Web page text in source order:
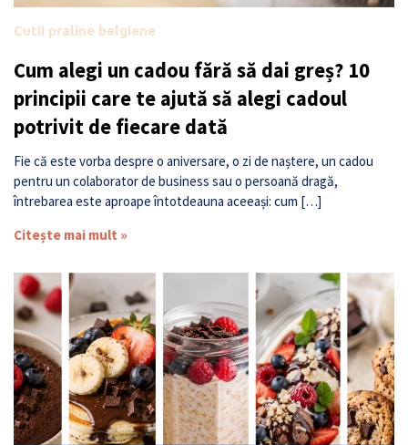
Cutii praline belgiene
Cum alegi un cadou fără să dai greș? 10
principii care te ajută să alegi cadoul
potrivit de fiecare dată
Fie că este vorba despre o aniversare, o zi de naștere, un cadou
pentru un colaborator de business sau o persoană dragă,
întrebarea este aproape întotdeauna aceeași: cum […]
Citește mai mult »